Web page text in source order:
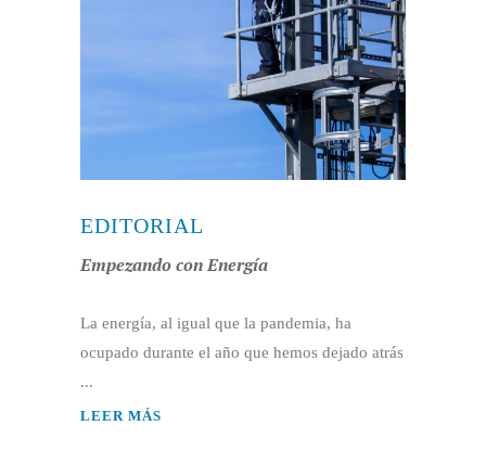
EDITORIAL
Empezando con Energía
La energía, al igual que la pandemia, ha
ocupado durante el año que hemos dejado atrás
LEER MÁS